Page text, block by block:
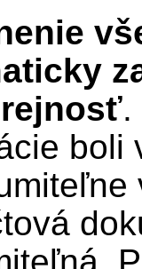
.
boli